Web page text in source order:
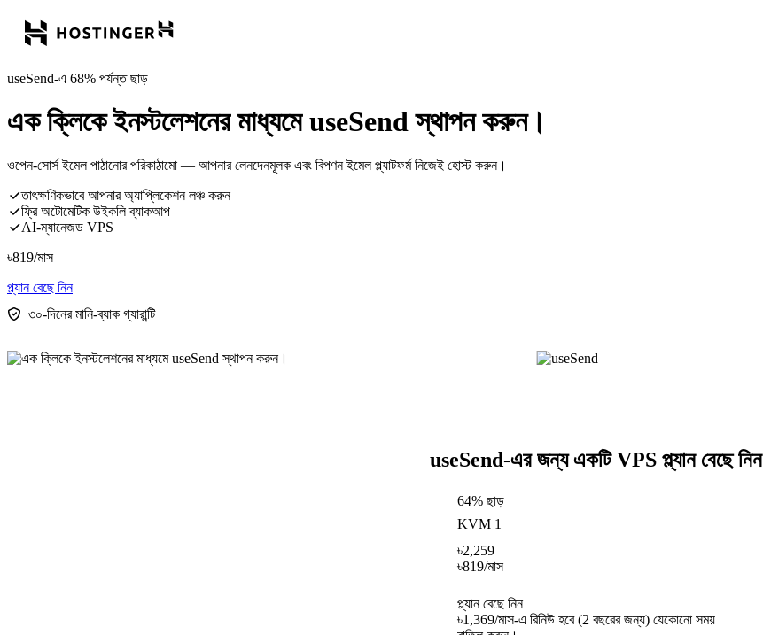
useSend-এ 68% পর্যন্ত ছাড়
এক ক্লিকে ইনস্টলেশনের মাধ্যমে useSend স্থাপন করুন।
ওপেন-সোর্স ইমেল পাঠানোর পরিকাঠামো — আপনার লেনদেনমূলক এবং বিপণন ইমেল প্ল্যাটফর্ম নিজেই হোস্ট করুন।
তাৎক্ষণিকভাবে আপনার অ্যাপ্লিকেশন লঞ্চ করুন
ফ্রি অটোমেটিক উইকলি ব্যাকআপ
AI-ম্যানেজড VPS
৳819/মাস
প্ল্যান বেছে নিন
৩০-দিনের মানি-ব্যাক গ্যারান্টি
useSend-এর জন্য একটি VPS প্ল্যান বেছে নিন
64% ছাড়
KVM 1
৳2,259
৳819/মাস
প্ল্যান বেছে নিন
৳1,369/মাস-এ রিনিউ হবে (2 বছরের জন্য) যেকোনো সময়